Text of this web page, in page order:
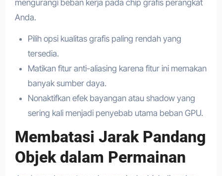
mengurangi beban kerja pada chip grafis perangkat
Anda.
Pilih opsi kualitas grafis paling rendah yang
tersedia.
Matikan fitur anti-aliasing karena fitur ini memakan
banyak sumber daya.
Nonaktifkan efek bayangan atau shadow yang
sering kali menjadi penyebab utama beban GPU.
Membatasi Jarak Pandang
Objek dalam Permainan